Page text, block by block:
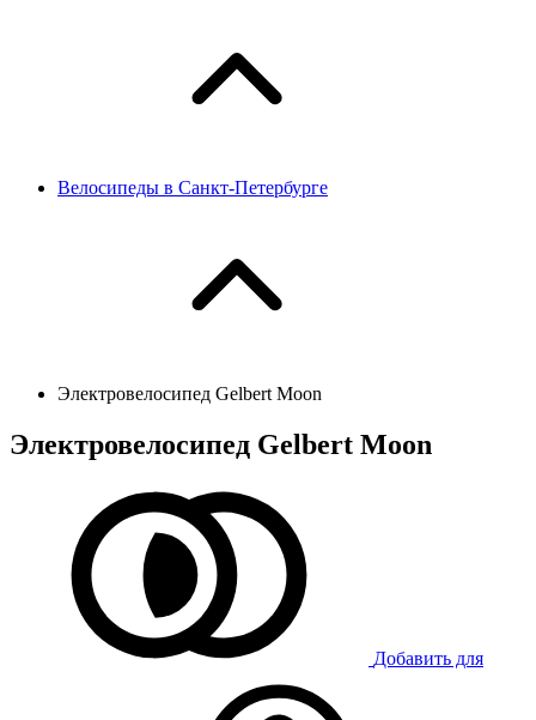
Велосипеды в Санкт-Петербурге
Электровелосипед Gelbert Moon
Электровелосипед Gelbert Moon
Добавить для